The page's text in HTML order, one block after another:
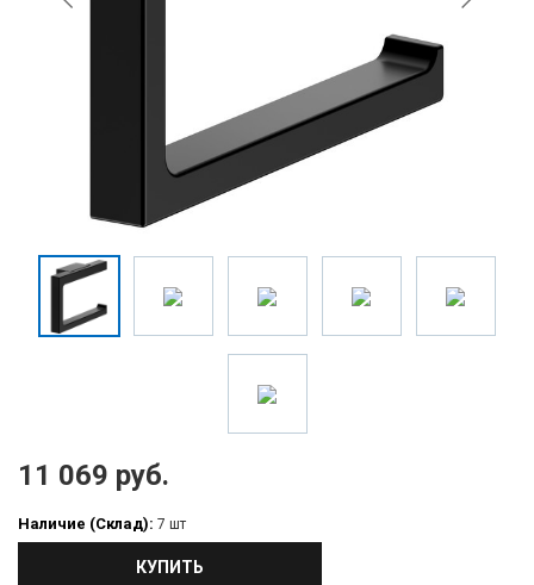
11 069 руб.
Наличие (Склад): 7 шт
КУПИТЬ